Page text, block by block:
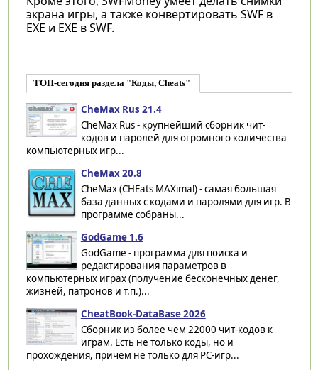
экрана игры, а также конвертировать SWF в
EXE и EXE в SWF.
ТОП-сегодня раздела "Коды, Cheats"
CheMax Rus 21.4
CheMax Rus - крупнейший сборник чит-
кодов и паролей для огромного количества
компьютерных игр...
CheMax 20.8
CheMax (CHEats MAXimal) - самая большая
база данных с кодами и паролями для игр. В
программе собраны...
GodGame 1.6
GodGame - программа для поиска и
редактирования параметров в
компьютерных играх (получение бесконечных денег,
жизней, патронов и т.п.)...
CheatBook-DataBase 2026
Сборник из более чем 22000 чит-кодов к
играм. Есть не только коды, но и
прохождения, причем не только для PC-игр...